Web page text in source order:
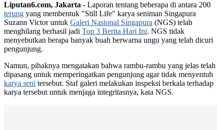
Liputan6.com, Jakarta - Laporan tentang beberapa di antara 200
terung yang membentuk "Still Life" karya seniman Singapura
Suzann Victor untuk Galeri Nasional Singapura (NGS) telah
menghilang berhasil jadi Top 3 Berita Hari Ini. NGS tidak
menyebutkan berapa banyak buah berwarna ungu yang telah dicuri
pengunjung.
Namun, pihaknya mengatakan bahwa rambu-rambu yang jelas telah
dipasang untuk memperingatkan pengunjung agar tidak menyentuh
karya seni tersebut. Staf galeri melakukan inspeksi berkala terhadap
karya tersebut untuk menjaga integritasnya, kata NGS.